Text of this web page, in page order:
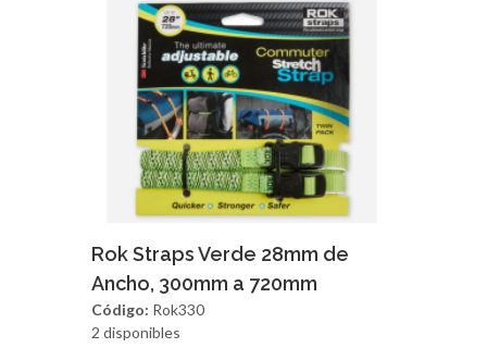
Agregar Vista Rapida
Rok Straps Verde 28mm de
Ancho, 300mm a 720mm
Código: Rok330
2 disponibles